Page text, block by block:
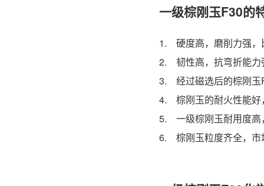
一级棕刚玉F30的
1. 硬度高，磨削力强，
2. 韧性高，抗弯折能力
3. 经过磁选后的棕刚玉
4. 棕刚玉的耐火性能好
5. 一级棕刚玉耐用度高
6. 棕刚玉粒度齐全，市